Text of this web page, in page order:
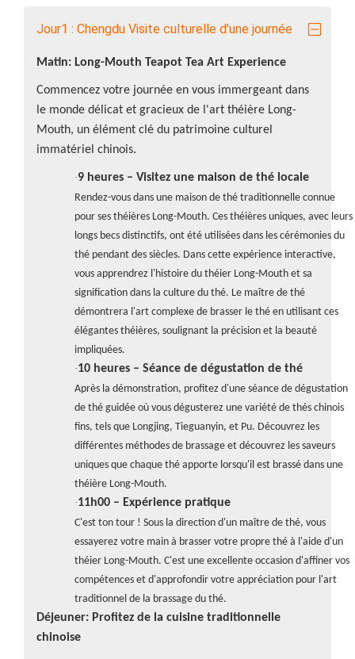
Jour1 : Chengdu Visite culturelle d'une journée
Matin: Long-Mouth Teapot Tea Art Experience
Commencez votre journée en vous immergeant dans
le monde délicat et gracieux de l'art théière Long-
Mouth, un élément clé du patrimoine culturel
immatériel chinois.
·9 heures – Visitez une maison de thé locale
Rendez-vous dans une maison de thé traditionnelle connue
pour ses théières Long-Mouth. Ces théières uniques, avec leurs
longs becs distinctifs, ont été utilisées dans les cérémonies du
thé pendant des siècles. Dans cette expérience interactive,
vous apprendrez l'histoire du théier Long-Mouth et sa
signification dans la culture du thé. Le maître de thé
démontrera l'art complexe de brasser le thé en utilisant ces
élégantes théières, soulignant la précision et la beauté
impliquées.
·10 heures – Séance de dégustation de thé
Après la démonstration, profitez d'une séance de dégustation
de thé guidée où vous dégusterez une variété de thés chinois
fins, tels que Longjing, Tieguanyin, et Pu. Découvrez les
différentes méthodes de brassage et découvrez les saveurs
uniques que chaque thé apporte lorsqu'il est brassé dans une
théière Long-Mouth.
·11h00 – Expérience pratique
C'est ton tour ! Sous la direction d'un maître de thé, vous
essayerez votre main à brasser votre propre thé à l'aide d'un
théier Long-Mouth. C'est une excellente occasion d'affiner vos
compétences et d'approfondir votre appréciation pour l'art
traditionnel de la brassage du thé.
Déjeuner: Profitez de la cuisine traditionnelle
chinoise